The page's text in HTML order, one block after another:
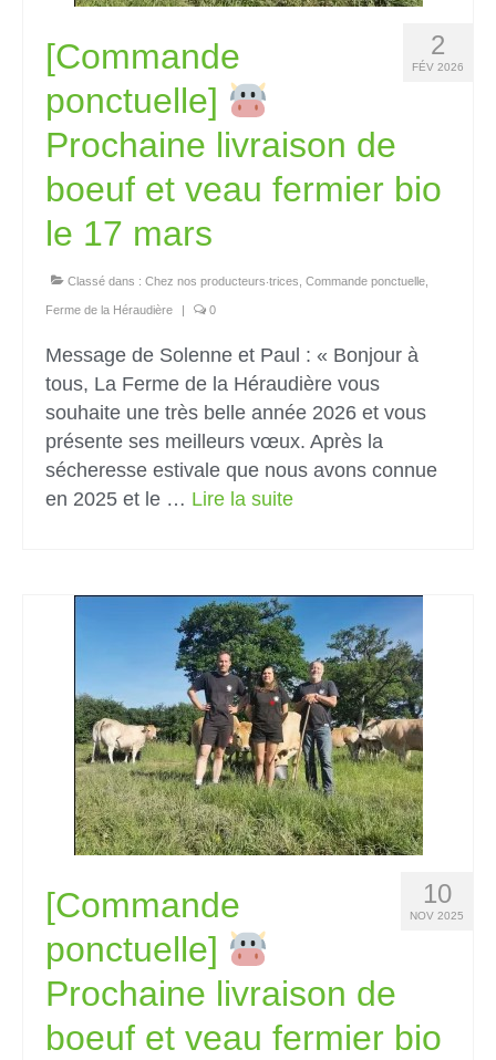
2
FÉV 2026
[Commande
ponctuelle]
Prochaine livraison de
boeuf et veau fermier bio
le 17 mars
Classé dans : Chez nos producteurs‧trices Commande ponctuelle
Ferme de la Héraudière 0
Message de Solenne et Paul : « Bonjour à
tous, La Ferme de la Héraudière vous
souhaite une très belle année 2026 et vous
présente ses meilleurs vœux. Après la
sécheresse estivale que nous avons connue
en 2025 et le … Lire la suite­­
10
NOV 2025
[Commande
ponctuelle]
Prochaine livraison de
boeuf et veau fermier bio